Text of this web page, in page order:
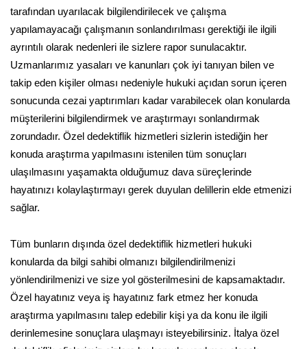
tarafından uyarılacak bilgilendirilecek ve çalışma
yapılamayacağı çalışmanın sonlandırılması gerektiği ile ilgili
ayrıntılı olarak nedenleri ile sizlere rapor sunulacaktır.
Uzmanlarımız yasaları ve kanunları çok iyi tanıyan bilen ve
takip eden kişiler olması nedeniyle hukuki açıdan sorun içeren
sonucunda cezai yaptırımları kadar varabilecek olan konularda
müşterilerini bilgilendirmek ve araştırmayı sonlandırmak
zorundadır. Özel dedektiflik hizmetleri sizlerin istediğin her
konuda araştırma yapılmasını istenilen tüm sonuçları
ulaşılmasını yaşamakta olduğumuz dava süreçlerinde
hayatınızı kolaylaştırmayı gerek duyulan delillerin elde etmenizi
sağlar.
Tüm bunların dışında özel dedektiflik hizmetleri hukuki
konularda da bilgi sahibi olmanızı bilgilendirilmenizi
yönlendirilmenizi ve size yol gösterilmesini de kapsamaktadır.
Özel hayatınız veya iş hayatınız fark etmez her konuda
araştırma yapılmasını talep edebilir kişi ya da konu ile ilgili
derinlemesine sonuçlara ulaşmayı isteyebilirsiniz. İtalya özel